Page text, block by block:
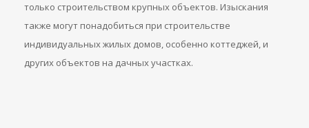
только строительством крупных объектов. Изыскания
также могут понадобиться при строительстве
индивидуальных жилых домов, особенно коттеджей, и
других объектов на дачных участках.